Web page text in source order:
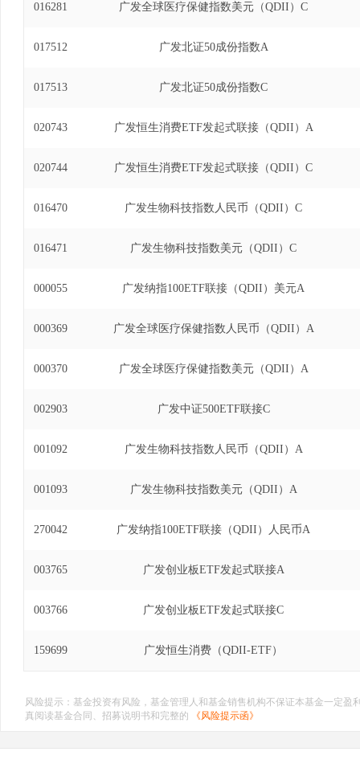
016281 广发全球医疗保健指数美元（QDII）C
017512 广发北证50成份指数A
017513 广发北证50成份指数C
020743 广发恒生消费ETF发起式联接（QDII）A
020744 广发恒生消费ETF发起式联接（QDII）C
016470 广发生物科技指数人民币（QDII）C
016471 广发生物科技指数美元（QDII）C
000055 广发纳指100ETF联接（QDII）美元A
000369 广发全球医疗保健指数人民币（QDII）A
000370 广发全球医疗保健指数美元（QDII）A
002903 广发中证500ETF联接C
001092 广发生物科技指数人民币（QDII）A
001093 广发生物科技指数美元（QDII）A
270042 广发纳指100ETF联接（QDII）人民币A
003765 广发创业板ETF发起式联接A
003766 广发创业板ETF发起式联接C
159699 广发恒生消费（QDII-ETF）
风险提示：基金投资有风险，基金管理人和基金销售机构不保证本基金一定
真阅读基金合同、招募说明书和完整的
《风险提示函》